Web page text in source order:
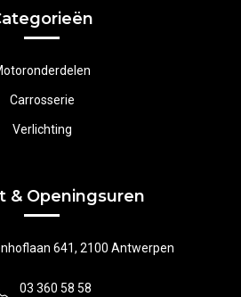
Carrosserie
Verlichting
& Openingsuren
641, 2100 Antwerpen
03 360 58 58